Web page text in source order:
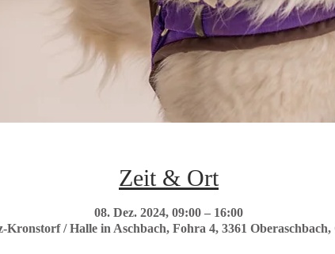
Zeit & Ort
08. Dez. 2024, 09:00 – 16:00
Kronstorf / Halle in Aschbach, Fohra 4, 3361 Oberaschbach,